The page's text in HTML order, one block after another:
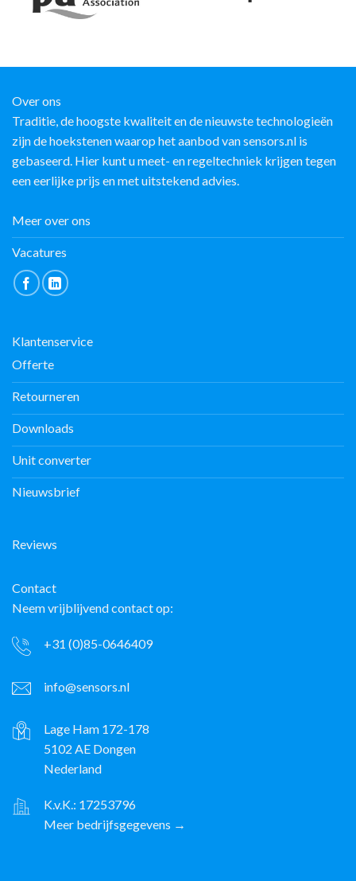
Over ons
Traditie, de hoogste kwaliteit en de nieuwste technologieën
zijn de hoekstenen waarop het aanbod van sensors.nl is
gebaseerd. Hier kunt u meet- en regeltechniek krijgen tegen
een eerlijke prijs en met uitstekend advies.
Meer over ons
Vacatures
Klantenservice
Offerte
Retourneren
Downloads
Unit converter
Nieuwsbrief
Reviews
Contact
Neem vrijblijvend contact op:
+31 (0)85-0646409
info@sensors.nl
Lage Ham 172-178
5102 AE Dongen
Nederland
K.v.K.: 17253796
Meer bedrijfsgegevens →